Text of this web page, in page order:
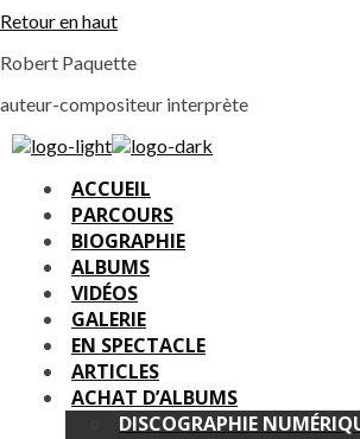
Retour en haut
Robert Paquette
auteur-compositeur interprète
ACCUEIL
PARCOURS
BIOGRAPHIE
ALBUMS
VIDÉOS
GALERIE
EN SPECTACLE
ARTICLES
ACHAT D’ALBUMS
DISCOGRAPHIE